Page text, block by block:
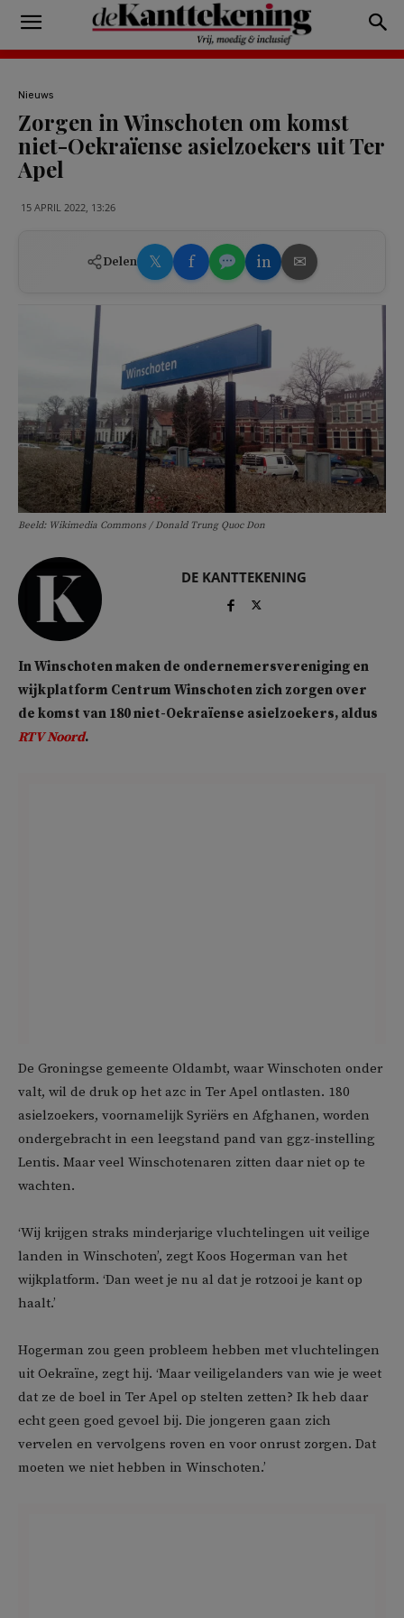
Nieuws
Zorgen in Winschoten om komst
niet-Oekraïense asielzoekers uit Ter
Apel
15 APRIL 2022, 13:26
Delen 𝕏 f in ✉
Beeld: Wikimedia Commons / Donald Trung Quoc Don
DE KANTTEKENING
In Winschoten maken de ondernemersvereniging en
wijkplatform Centrum Winschoten zich zorgen over
de komst van 180 niet-Oekraïense asielzoekers, aldus
RTV Noord.
De Groningse gemeente Oldambt, waar Winschoten onder
valt, wil de druk op het azc in Ter Apel ontlasten. 180
asielzoekers, voornamelijk Syriërs en Afghanen, worden
ondergebracht in een leegstand pand van ggz-instelling
Lentis. Maar veel Winschotenaren zitten daar niet op te
wachten.
‘Wij krijgen straks minderjarige vluchtelingen uit veilige
landen in Winschoten’, zegt Koos Hogerman van het
wijkplatform. ‘Dan weet je nu al dat je rotzooi je kant op
haalt.’
Hogerman zou geen probleem hebben met vluchtelingen
uit Oekraïne, zegt hij. ‘Maar veiligelanders van wie je weet
dat ze de boel in Ter Apel op stelten zetten? Ik heb daar
echt geen goed gevoel bij. Die jongeren gaan zich
vervelen en vervolgens roven en voor onrust zorgen. Dat
moeten we niet hebben in Winschoten.’